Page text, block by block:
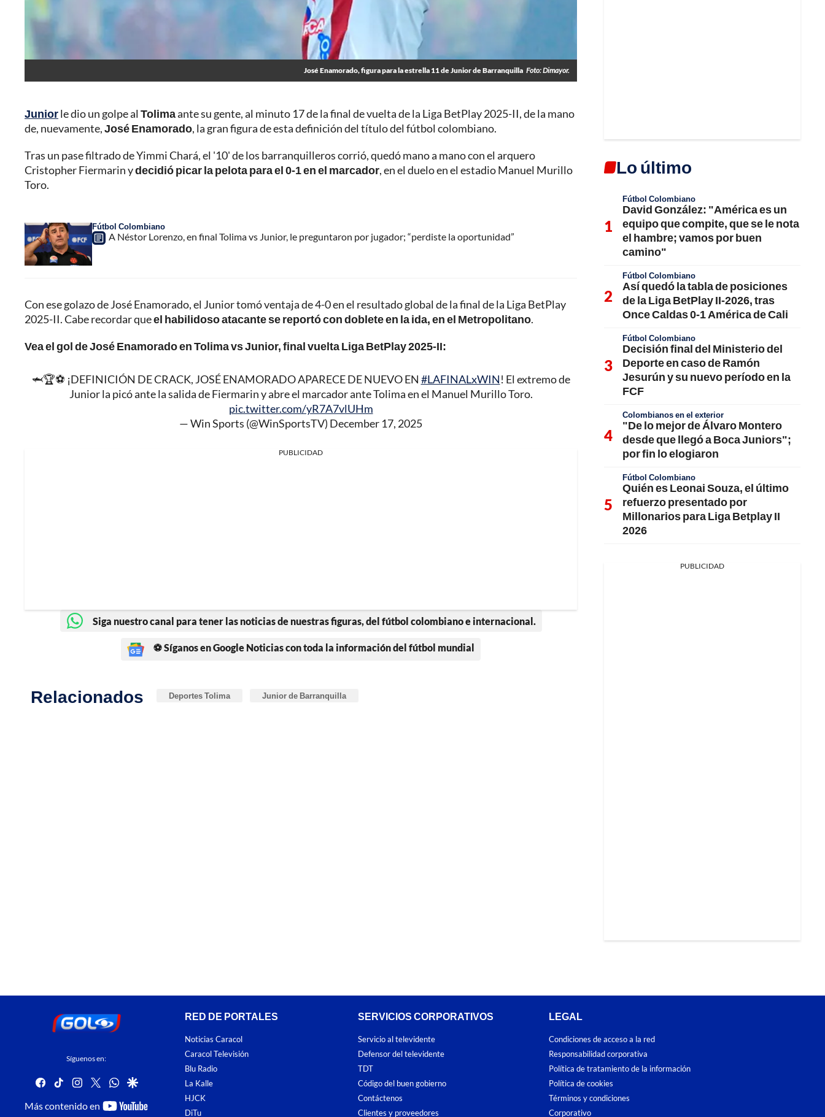
José Enamorado, figura para la estrella 11 de Junior de Barranquilla Foto: Dimayor.
Juniorle dio un golpe al Tolimaante su gente, al minuto 17 de la final de vuelta de la Liga BetPlay 2025-II, de la mano
de, nuevamente,José Enamorado, la gran figura de esta definición del título del fútbol colombiano.
Tras un pase filtrado de Yimmi Chará, el '10' de los barranquilleros corrió, quedó mano a mano con el arquero
Cristopher Fiermarin ydecidió picar la pelota para el 0-1 en el marcador, en el duelo en el estadio Manuel Murillo
Toro.
Fútbol Colombiano
A Néstor Lorenzo, en final Tolima vs Junior, le preguntaron por jugador; “perdiste la oportunidad”
Con ese golazo de José Enamorado, el Junior tomó ventaja de 4-0 en el resultado global de la final de la Liga BetPlay
2025-II. Cabe recordar queel habilidoso atacante se reportó con doblete en la ida, en el Metropolitano.
Vea el gol de José Enamorado en Tolima vs Junior, final vuelta Liga BetPlay 2025-II:
🦈🏆⚽ ¡DEFINICIÓN DE CRACK, JOSÉ ENAMORADO APARECE DE NUEVO EN #LAFINALxWIN! El extremo de
Junior la picó ante la salida de Fiermarin y abre el marcador ante Tolima en el Manuel Murillo Toro.
pic.twitter.com/yR7A7vlUHm
— Win Sports (@WinSportsTV) December 17, 2025
PUBLICIDAD
Siga nuestro canal para tener las noticias de nuestras figuras, del fútbol colombiano e internacional.
⚽ Síganos en Google Noticias con toda la información del fútbol mundial
Relacionados Deportes Tolima Junior de Barranquilla
Lo último
Fútbol Colombiano
David González: "América es un
equipo que compite, que se le nota
el hambre; vamos por buen
camino"
Fútbol Colombiano
Así quedó la tabla de posiciones
de la Liga BetPlay II-2026, tras
Once Caldas 0-1 América de Cali
Fútbol Colombiano
Decisión final del Ministerio del
Deporte en caso de Ramón
Jesurún y su nuevo período en la
FCF
Colombianos en el exterior
"De lo mejor de Álvaro Montero
desde que llegó a Boca Juniors";
por fin lo elogiaron
Fútbol Colombiano
Quién es Leonai Souza, el último
refuerzo presentado por
Millonarios para Liga Betplay II
2026
PUBLICIDAD
Síguenos en:
facebook
tiktokinstagram
twitterwhatsapp
google
Más contenido en
youtube-
RED DE PORTALES
Noticias Caracol
Caracol Televisión
Blu Radio
La Kalle
HJCK
DiTu
SERVICIOS CORPORATIVOS
Servicio al televidente
Defensor del televidente
TDT
Código del buen gobierno
Contáctenos
Clientes y proveedores
LEGAL
Condiciones de acceso a la red
Responsabilidad corporativa
Política de tratamiento de la información
Política de cookies
Términos y condiciones
Corporativo